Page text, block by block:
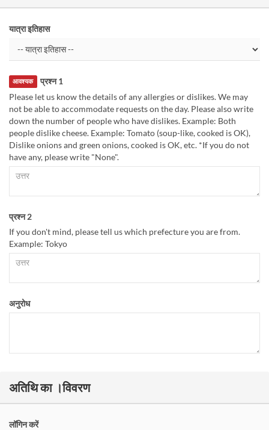
यात्रा इतिहास
प्रश्न 1
आवश्यक
Please let us know the details of any allergies or dislikes. We may
not be able to accommodate requests on the day. Please also write
down the number of people who have dislikes. Example: Both
people dislike cheese. Example: Tomato (soup-like, cooked is OK),
Dislike onions and green onions, cooked is OK, etc. *If you do not
have any, please write "None".
प्रश्न 2
If you don't mind, please tell us which prefecture you are from.
Example: Tokyo
अनुरोध
अतिथि का ।विवरण
लॉगिन करें